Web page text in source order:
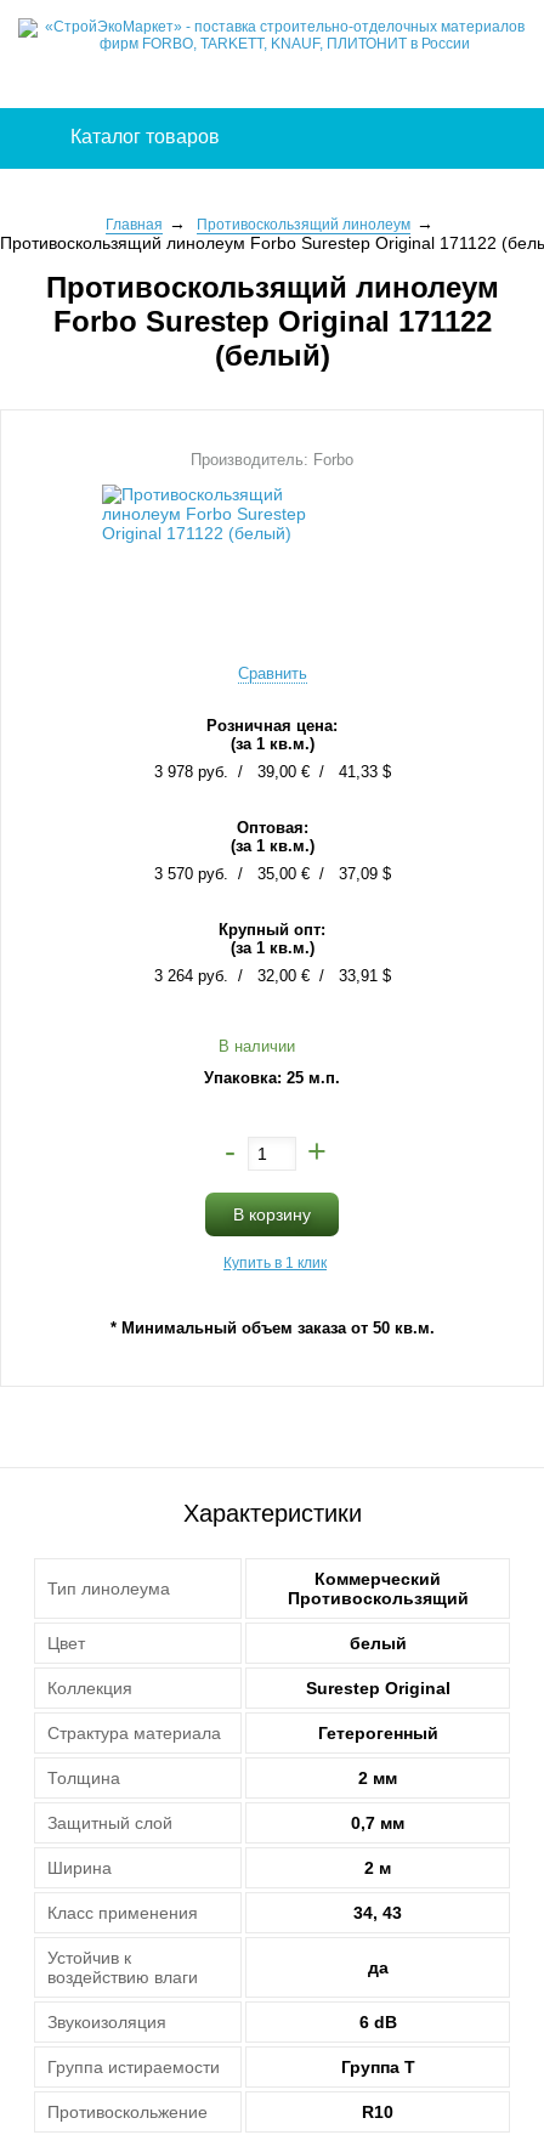
Каталог товаров
Главная Противоскользящий линолеум
Противоскользящий линолеум Forbo Surestep Original 171122
Противоскользящий линолеум
Forbo Surestep Original 171122
(белый)
Производитель: Forbo
Сравнить
Розничная цена:
(за 1 кв.м.)
3 978 руб.
39,00 € 41,33 $
Оптовая:
(за 1 кв.м.)
3 570 руб.
35,00 € 37,09 $
Крупный опт:
(за 1 кв.м.)
3 264 руб.
32,00 € 33,91 $
В наличии
Упаковка: 25 м.п.
- +
В корзину
Купить в 1 клик
* Минимальный объем заказа от 50 кв.м.
Характеристики
Тип линолеума
Коммерческий
Противоскользящий
Цвет белый
Коллекция Surestep Original
Страктура материала Гетерогенный
Толщина 2 мм
Защитный слой 0,7 мм
Ширина 2 м
Класс применения 34, 43
Устойчив к
воздействию влаги
да
Звукоизоляция 6 dB
Группа истираемости Группа T
Противоскольжение R10